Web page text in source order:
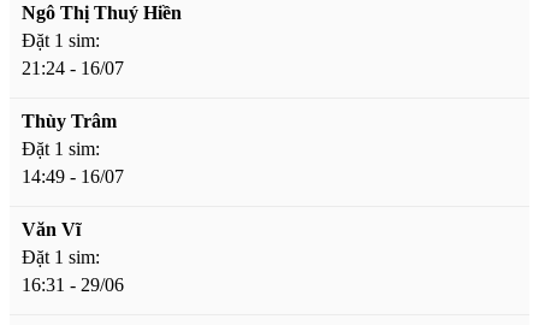
Ngô Thị Thuý Hiền
Đặt 1 sim:
21:24 - 16/07
Thùy Trâm
Đặt 1 sim:
14:49 - 16/07
Văn Vĩ
Đặt 1 sim:
16:31 - 29/06